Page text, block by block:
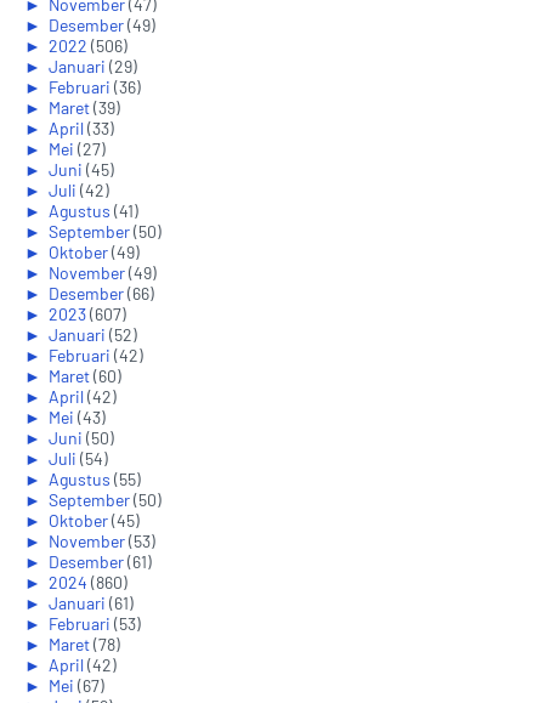
► November(47)
► Desember(49)
► 2022 (506)
► Januari (29)
► Februari (36)
► Maret(39)
► April(33)
► Mei (27)
► Juni (45)
► Juli (42)
► Agustus (41)
► September(50)
► Oktober(49)
► November(49)
► Desember(66)
► 2023(607)
► Januari (52)
► Februari (42)
► Maret(60)
► April(42)
► Mei (43)
► Juni (50)
► Juli (54)
► Agustus (55)
► September(50)
► Oktober(45)
► November(53)
► Desember(61)
► 2024 (860)
► Januari (61)
► Februari (53)
► Maret(78)
► April(42)
► Mei (67)